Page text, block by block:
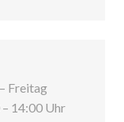
Freitag
14:00 Uhr